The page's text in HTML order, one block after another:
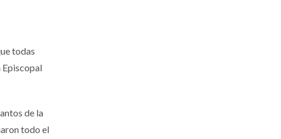
todas
Episcopal
de la
todo el